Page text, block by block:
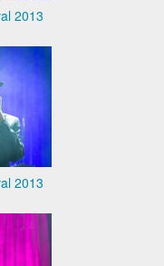
2013
2013